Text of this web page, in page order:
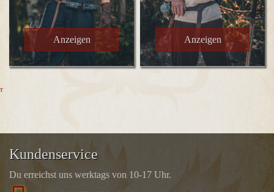
Anzeigen Anzeigen
Kundenservice
Du erreichst uns werktags von 10-17 Uhr.